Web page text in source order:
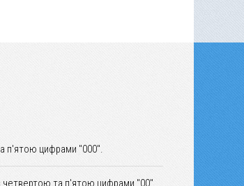
п'ятою цифрами "000".
четвертою та п'ятою цифрами "00".